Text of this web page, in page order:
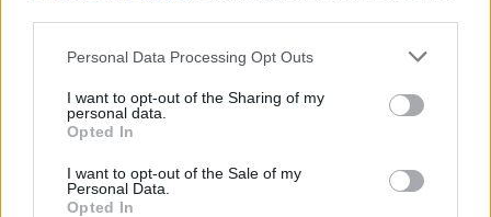
Please note that this website/app uses one or more Google
not limited to your visit or usage behaviour. You may click to
grant or deny consent to Google and its third-party tags to
use your data for below specified purposes in below Google
consent section.
Personal Data Processing Opt Outs
I want to opt-out of the Sharing of my
personal data.
Opted In
I want to opt-out of the Sale of my
Personal Data.
Opted In
De ha egy herceg úgy viselkedik, mint
mindenki más, akkor mi értelme az egész
intézménynek?